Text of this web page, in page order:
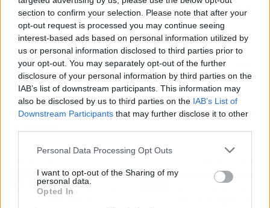
section to confirm your selection. Please note that after your
opt-out request is processed you may continue seeing
interest-based ads based on personal information utilized by
us or personal information disclosed to third parties prior to
your opt-out. You may separately opt-out of the further
disclosure of your personal information by third parties on the
IAB’s list of downstream participants. This information may
also be disclosed by us to third parties on the IAB’s List of
Downstream Participants that may further disclose it to other
Personal Data Processing Opt Outs
I want to opt-out of the Sharing of my
personal data.
Opted In
sepresenta como una celebración del error y la
libertad de ser, con un trasfondo LGTBI+
importante y un llamado a las instituciones
culturales para que apoyen y promuevan el
teatro como parte integral de la educación. Bajo
la dirección de Andrés Lima y con un elenco de
reconocidos actores, esta propuesta promete
ser una experiencia única y reivindicativa para
Cine de primera: RTVE
brilla en la Seminci con
Dónde comprar entradas